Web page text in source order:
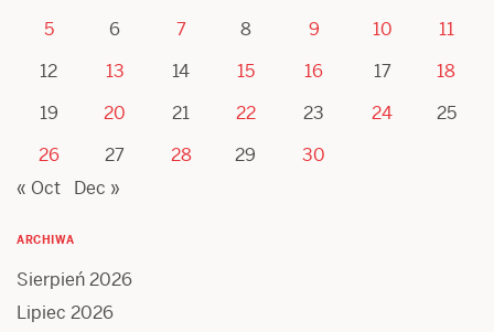
5
6 7 8 9 10
11
12
13 14 15 16 17
18
19
20 21 22 23 24
25
26
27 28 29
30
« Oct
Dec »
ARCHIWA
Sierpień 2026
Lipiec 2026